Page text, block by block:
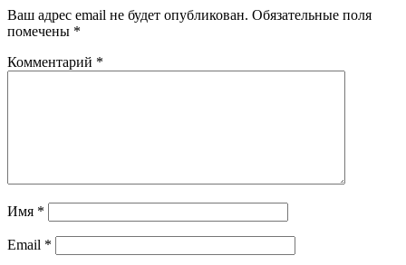
Ваш адрес email не будет опубликован. Обязательные поля
помечены *
Комментарий *
Имя *
Email *